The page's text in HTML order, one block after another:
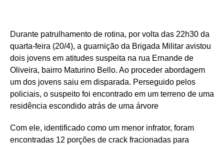
Durante patrulhamento de rotina, por volta das 22h30 da
quarta-feira (20/4), a guarnição da Brigada Militar avistou
dois jovens em atitudes suspeita na rua Ernande de
Oliveira, bairro Maturino Bello. Ao proceder abordagem
um dos jovens saiu em disparada. Perseguido pelos
policiais, o suspeito foi encontrado em um terreno de uma
residência escondido atrás de uma árvore
Com ele, identificado como um menor infrator, foram
encontradas 12 porções de crack fracionadas para